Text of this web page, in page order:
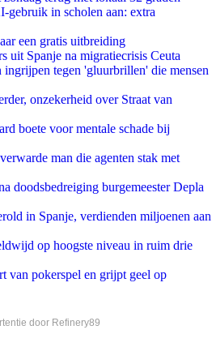
gebruik in scholen aan: extra
een gratis uitbreiding
uit Spanje na migratiecrisis Ceuta
tegen 'gluurbrillen' die mensen
onzekerheid over Straat van
boete voor mentale schade bij
man die agenten stak met
doodsbedreiging burgemeester Depla
in Spanje, verdienden miljoenen aan
op hoogste niveau in ruim drie
van pokerspel en grijpt geel op
door Refinery89